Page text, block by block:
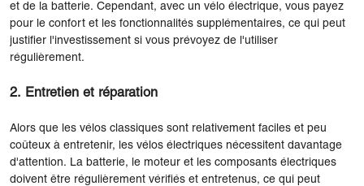
et de la batterie. Cependant, avec un vélo électrique, vous payez
pour le confort et les fonctionnalités supplémentaires, ce qui peut
justifier l'investissement si vous prévoyez de l'utiliser
régulièrement.
2. Entretien et réparation
Alors que les vélos classiques sont relativement faciles et peu
coûteux à entretenir, les vélos électriques nécessitent davantage
d'attention. La batterie, le moteur et les composants électriques
doivent être régulièrement vérifiés et entretenus, ce qui peut